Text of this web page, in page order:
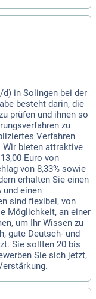
in Solingen bei der
besteht darin, die
prüfen und ihnen so
zu
Verfahren
Wir bieten attraktive
Euro von
von 8,33% sowie
erhalten Sie einen
und einen
sind flexibel, von
Möglichkeit, an einer
um Ihr Wissen zu
gute Deutsch- und
Sie sollten 20 bis
Sie sich jetzt,